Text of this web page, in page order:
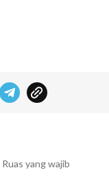
Ruas yang wajib